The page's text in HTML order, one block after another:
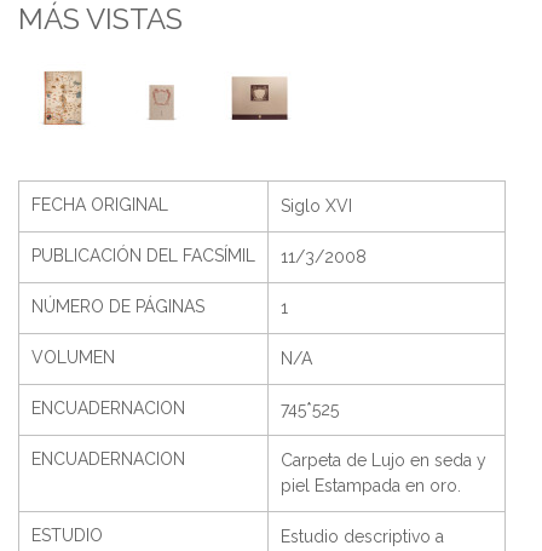
MÁS VISTAS
FECHA ORIGINAL Siglo XVI
PUBLICACIÓN DEL FACSÍMIL 11/3/2008
NÚMERO DE PÁGINAS 1
VOLUMEN N/A
ENCUADERNACION 745*525
ENCUADERNACION
Carpeta de Lujo en seda y
piel Estampada en oro.
ESTUDIO
Estudio descriptivo a